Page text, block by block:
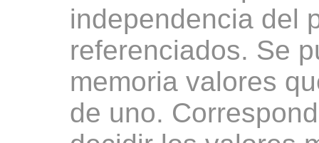
independencia del
referenciados. Se
memoria valores
de uno.